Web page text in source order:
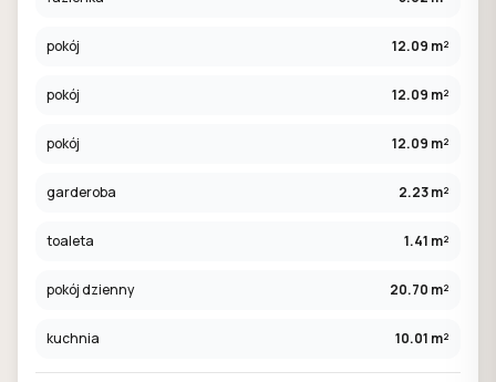
pokój 12.09 m²
pokój 12.09 m²
pokój 12.09 m²
garderoba 2.23 m²
toaleta 1.41 m²
pokój dzienny 20.70 m²
kuchnia 10.01 m²